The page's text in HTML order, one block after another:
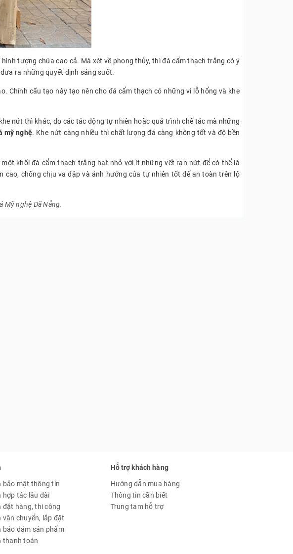
tượng chúa cao cả. Mà xét về phong thủy, thì đá cẩm thạch trắng có ý
ra những quyết định sáng suốt.
Chính cấu tạo này tạo nên cho đá cẩm thạch có những vi lỗ hổng và khe
nứt thì khác, do các tác động tự nhiên hoặc quá trình chế tác mà những
mỹ nghệ. Khe nứt càng nhiều thì chất lượng đá càng không tốt và độ bền
khối đá cẩm thạch trắng hạt nhỏ với ít những vết rạn nứt để có thể là
chống chịu va đập và ảnh hưởng của tự nhiên tốt để an toàn trên lộ
Mỹ nghệ Đã Nẵng.
bảo mật thông tin
hợp tác lâu dài
đặt hàng, thi công
vận chuyển, lắp đặt
bảo đảm sản phẩm
thanh toán
Hỗ trợ khách hàng
Hướng dẫn mua hàng
Thông tin cần biết
Trung tam hỗ trợ